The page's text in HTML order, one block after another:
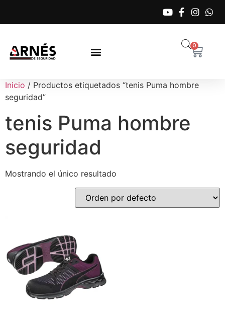
0
Inicio / Productos etiquetados “tenis Puma hombre
seguridad”
tenis Puma hombre
seguridad
Mostrando el único resultado